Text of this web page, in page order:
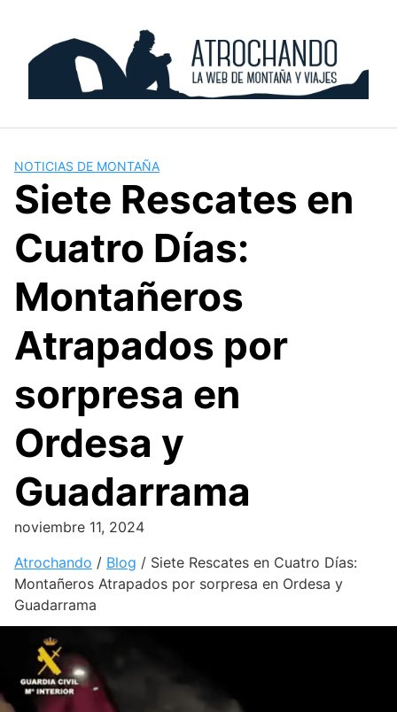
content
NOTICIAS DE MONTAÑA
Siete Rescates en
Cuatro Días:
Montañeros
Atrapados por
sorpresa en
Ordesa y
Guadarrama
noviembre 11, 2024
Atrochando / Blog / Siete Rescates en Cuatro Días:
Montañeros Atrapados por sorpresa en Ordesa y
Guadarrama